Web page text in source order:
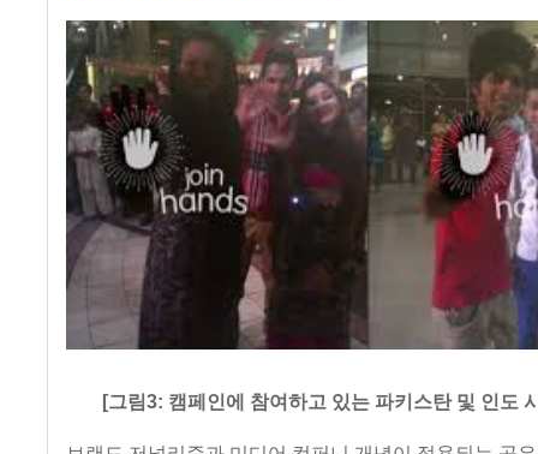
[그림3: 캠페인에 참여하고 있는 파키스탄 및 인도